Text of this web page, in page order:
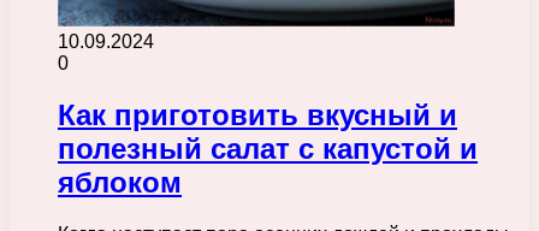
10.09.2024
0
Как приготовить вкусный и
полезный салат с капустой и
яблоком